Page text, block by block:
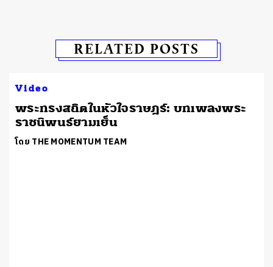
RELATED POSTS
Video
พระทรงสถิตในหัวใจราษฎร์: บทเพลงพระ
ราชนิพนธ์ยามเย็น
โดย THE MOMENTUM TEAM